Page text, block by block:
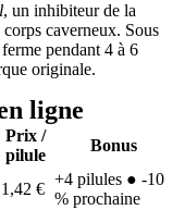
, un inhibiteur de la
caverneux. Sous
pendant 4 à 6
originale.
ligne
Prix /
pilule
Bonus
1,42 €
+4 pilules ● -10
% prochaine